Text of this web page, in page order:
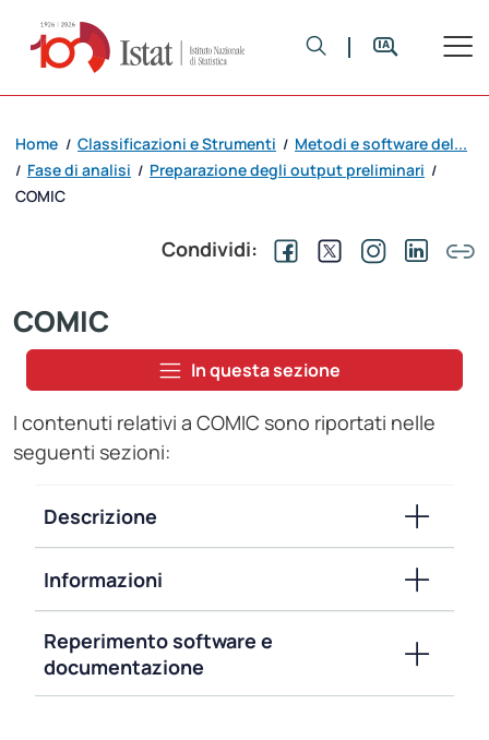
Home / Classificazioni e Strumenti / Metodi e software del...
/ Fase di analisi / Preparazione degli output preliminari /
COMIC
Condividi:
COMIC
In questa sezione
I contenuti relativi a COMIC sono riportati nelle
seguenti sezioni:
Descrizione
Informazioni
Reperimento software e
documentazione